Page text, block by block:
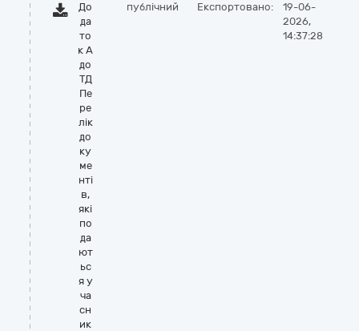
До
да
то
к А
до
ТД
Пе
ре
лік
до
ку
ме
нті
в,
які
по
да
ют
ьс
я у
ча
сн
ик
публічний Експортовано:
19-06-
2026,
14:37:28